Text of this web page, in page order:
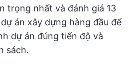
trọng nhất và đánh giá 13
án xây dựng hàng đầu để
dự án đúng tiến độ và
sách.